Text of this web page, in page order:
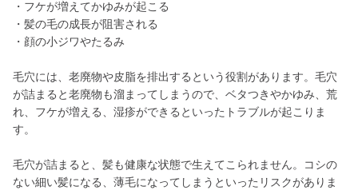
・フケが増えてかゆみが起こる
・髪の毛の成長が阻害される
・顔の小ジワやたるみ
毛穴には、老廃物や皮脂を排出するという役割があります。毛穴
が詰まると老廃物も溜まってしまうので、ベタつきやかゆみ、荒
れ、フケが増える、湿疹ができるといったトラブルが起こりま
す。
毛穴が詰まると、髪も健康な状態で生えてこられません。コシの
ない細い髪になる、薄毛になってしまうといったリスクがありま